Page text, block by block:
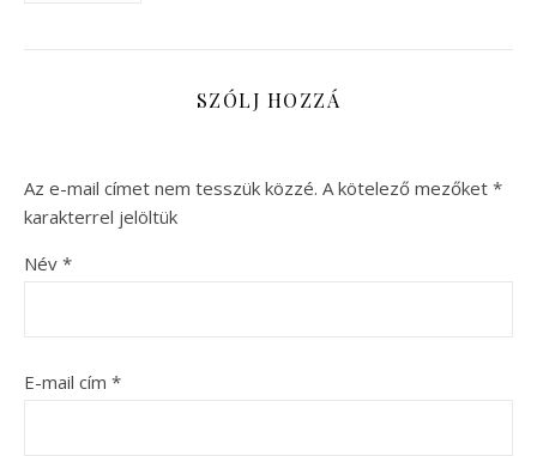
SZÓLJ HOZZÁ
Az e-mail címet nem tesszük közzé. A kötelező mezőket *
karakterrel jelöltük
Név *
E-mail cím *